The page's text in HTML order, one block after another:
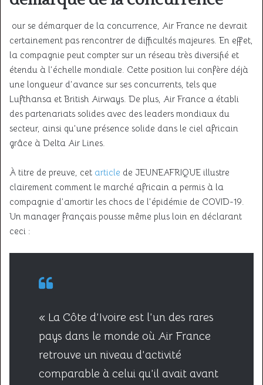
our se démarquer de la concurrence, Air France ne devrait
certainement pas rencontrer de difficultés majeures. En effet,
la compagnie peut compter sur un réseau très diversifié et
étendu à l’échelle mondiale. Cette position lui confère déjà
une longueur d’avance sur ses concurrents, tels que
Lufthansa et British Airways. De plus, Air France a établi
des partenariats solides avec des leaders mondiaux du
secteur, ainsi qu’une présence solide dans le ciel africain
grâce à Delta Air Lines.
À titre de preuve, cet article de JEUNEAFRIQUE illustre
clairement comment le marché africain a permis à la
compagnie d’amortir les chocs de l’épidémie de COVID-19.
Un manager français pousse même plus loin en déclarant
ceci :
« La Côte d’Ivoire est l’un des rares
pays dans le monde où Air France
retrouve un niveau d’activité
comparable à celui qu’il avait avant